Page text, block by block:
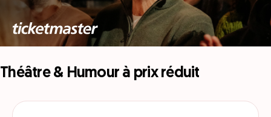
Théâtre & Humour à prix réduit